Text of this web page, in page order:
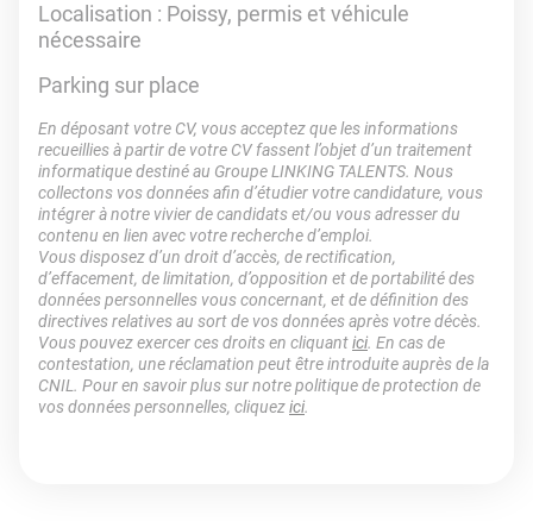
Localisation : Poissy, permis et véhicule
nécessaire
Parking sur place
En déposant votre CV, vous acceptez que les informations
recueillies à partir de votre CV fassent l’objet d’un traitement
informatique destiné au Groupe LINKING TALENTS. Nous
collectons vos données afin d’étudier votre candidature, vous
intégrer à notre vivier de candidats et/ou vous adresser du
contenu en lien avec votre recherche d’emploi.
Vous disposez d’un droit d’accès, de rectification,
d’effacement, de limitation, d’opposition et de portabilité des
données personnelles vous concernant, et de définition des
directives relatives au sort de vos données après votre décès.
Vous pouvez exercer ces droits en cliquantici. En cas de
contestation, une réclamation peut être introduite auprès de la
CNIL. Pour en savoir plus sur notre politique de protection de
vos données personnelles, cliquezici.